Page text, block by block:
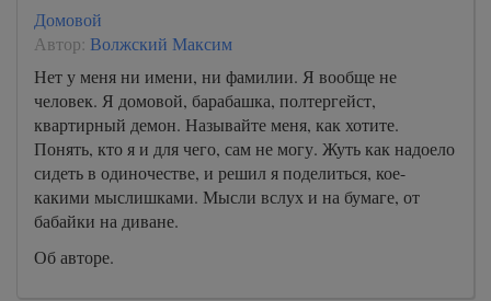
Домовой
Автор: Волжский Максим
Нет у меня ни имени, ни фамилии. Я вообще не
человек. Я домовой, барабашка, полтергейст,
квартирный демон. Называйте меня, как хотите.
Понять, кто я и для чего, сам не могу. Жуть как надоело
сидеть в одиночестве, и решил я поделиться, кое-
какими мыслишками. Мысли вслух и на бумаге, от
бабайки на диване.
Об авторе.